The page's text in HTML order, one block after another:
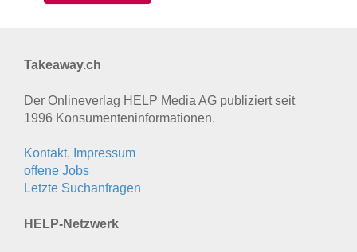
Takeaway.ch
Der Onlineverlag HELP Media AG publiziert seit
1996 Konsumenten­informationen.
Kontakt, Impressum
offene Jobs
Letzte Suchanfragen
HELP-Netzwerk